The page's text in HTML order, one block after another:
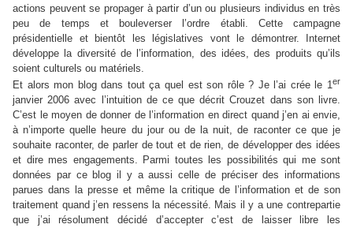
actions peuvent se propager à partir d’un ou plusieurs individus en très
peu de temps et bouleverser l’ordre établi. Cette campagne
présidentielle et bientôt les législatives vont le démontrer. Internet
développe la diversité de l’information, des idées, des produits qu’ils
soient culturels ou matériels.
Et alors mon blog dans tout ça quel est son rôle ? Je l’ai crée le 1er
janvier 2006 avec l’intuition de ce que décrit Crouzet dans son livre.
C’est le moyen de donner de l’information en direct quand j’en ai envie,
à n’importe quelle heure du jour ou de la nuit, de raconter ce que je
souhaite raconter, de parler de tout et de rien, de développer des idées
et dire mes engagements. Parmi toutes les possibilités qui me sont
données par ce blog il y a aussi celle de préciser des informations
parues dans la presse et même la critique de l’information et de son
traitement quand j’en ressens la nécessité. Mais il y a une contrepartie
que j’ai résolument décidé d’accepter c’est de laisser libre les